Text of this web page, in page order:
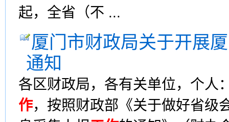
起，全省（不 ...
厦门市财政局关于开展
通知
各区财政局，各有关单位，个人
作，按照财政部《关于做好省级